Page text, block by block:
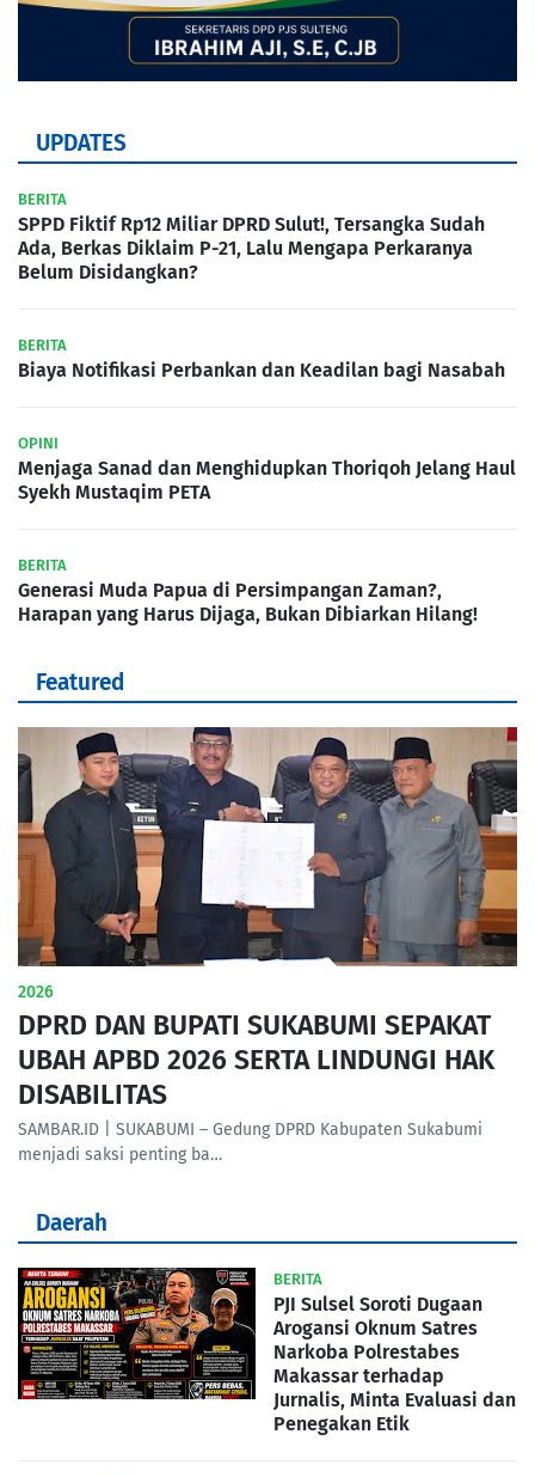
UPDATES
BERITA
SPPD Fiktif Rp12 Miliar DPRD Sulut!, Tersangka Sudah
Ada, Berkas Diklaim P-21, Lalu Mengapa Perkaranya
Belum Disidangkan?
BERITA
Biaya Notifikasi Perbankan dan Keadilan bagi Nasabah
OPINI
Menjaga Sanad dan Menghidupkan Thoriqoh Jelang Haul
Syekh Mustaqim PETA
BERITA
Generasi Muda Papua di Persimpangan Zaman?,
Harapan yang Harus Dijaga, Bukan Dibiarkan Hilang!
Featured
2026
DPRD DAN BUPATI SUKABUMI SEPAKAT
UBAH APBD 2026 SERTA LINDUNGI HAK
DISABILITAS
SAMBAR.ID | SUKABUMI – Gedung DPRD Kabupaten Sukabumi
menjadi saksi penting ba…
Daerah
BERITA
PJI Sulsel Soroti Dugaan
Arogansi Oknum Satres
Narkoba Polrestabes
Makassar terhadap
Jurnalis, Minta Evaluasi dan
Penegakan Etik